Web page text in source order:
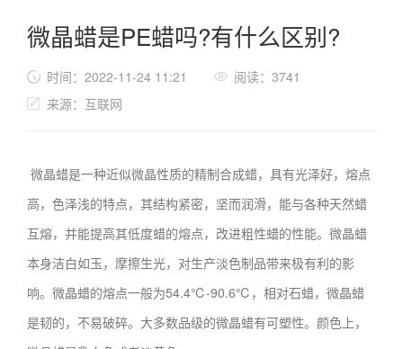
微晶蜡是PE蜡吗?有什么区别?
时间：2022-11-24 11:21
阅读：3741
来源：互联网
微晶蜡是一种近似微晶性质的精制合成蜡，具有光泽好，熔点
高，色泽浅的特点，其结构紧密，坚而润滑，能与各种天然蜡
互熔，并能提高其低度蜡的熔点，改进粗性蜡的性能。微晶蜡
本身洁白如玉，摩擦生光，对生产淡色制品带来极有利的影
响。微晶蜡的熔点一般为54.4℃-90.6℃，相对石蜡，微晶蜡
是韧的，不易破碎。大多数品级的微晶蜡有可塑性。颜色上，